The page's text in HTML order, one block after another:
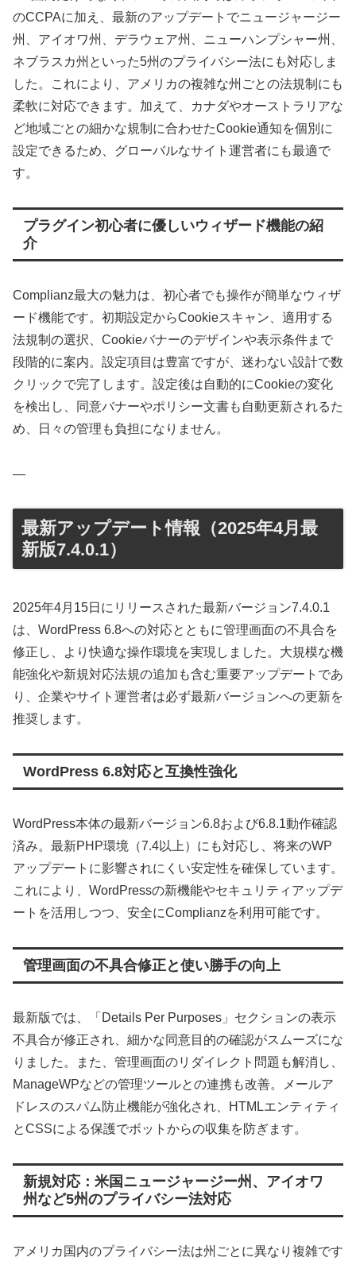
のCCPAに加え、最新のアップデートでニュージャージー
州、アイオワ州、デラウェア州、ニューハンプシャー州、
ネブラスカ州といった5州のプライバシー法にも対応しま
した。これにより、アメリカの複雑な州ごとの法規制にも
柔軟に対応できます。加えて、カナダやオーストラリアな
ど地域ごとの細かな規制に合わせたCookie通知を個別に
設定できるため、グローバルなサイト運営者にも最適で
す。
プラグイン初心者に優しいウィザード機能の紹
介
Complianz最大の魅力は、初心者でも操作が簡単なウィザ
ード機能です。初期設定からCookieスキャン、適用する
法規制の選択、Cookieバナーのデザインや表示条件まで
段階的に案内。設定項目は豊富ですが、迷わない設計で数
クリックで完了します。設定後は自動的にCookieの変化
を検出し、同意バナーやポリシー文書も自動更新されるた
め、日々の管理も負担になりません。
—
最新アップデート情報（2025年4月最
新版7.4.0.1）
2025年4月15日にリリースされた最新バージョン7.4.0.1
は、WordPress 6.8への対応とともに管理画面の不具合を
修正し、より快適な操作環境を実現しました。大規模な機
能強化や新規対応法規の追加も含む重要アップデートであ
り、企業やサイト運営者は必ず最新バージョンへの更新を
推奨します。
WordPress 6.8対応と互換性強化
WordPress本体の最新バージョン6.8および6.8.1動作確認
済み。最新PHP環境（7.4以上）にも対応し、将来のWP
アップデートに影響されにくい安定性を確保しています。
これにより、WordPressの新機能やセキュリティアップデ
ートを活用しつつ、安全にComplianzを利用可能です。
管理画面の不具合修正と使い勝手の向上
最新版では、「Details Per Purposes」セクションの表示
不具合が修正され、細かな同意目的の確認がスムーズにな
りました。また、管理画面のリダイレクト問題も解消し、
ManageWPなどの管理ツールとの連携も改善。メールア
ドレスのスパム防止機能が強化され、HTMLエンティティ
とCSSによる保護でボットからの収集を防ぎます。
新規対応：米国ニュージャージー州、アイオワ
州など5州のプライバシー法対応
アメリカ国内のプライバシー法は州ごとに異なり複雑です